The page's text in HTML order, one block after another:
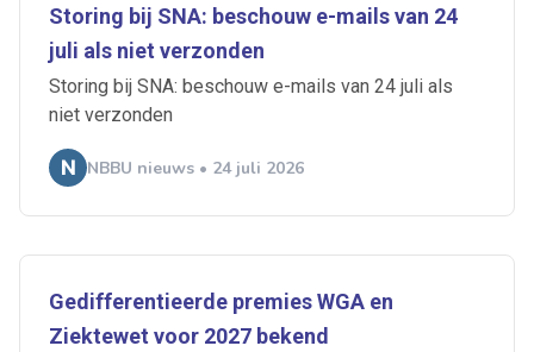
Storing bij SNA: beschouw e-mails van 24
juli als niet verzonden
Storing bij SNA: beschouw e-mails van 24 juli als
niet verzonden
NBBU nieuws • 24 juli 2026
Gedifferentieerde premies WGA en
Ziektewet voor 2027 bekend